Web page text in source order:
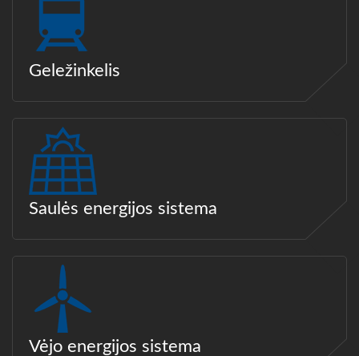
Geležinkelis
Saulės energijos sistema
Vėjo energijos sistema